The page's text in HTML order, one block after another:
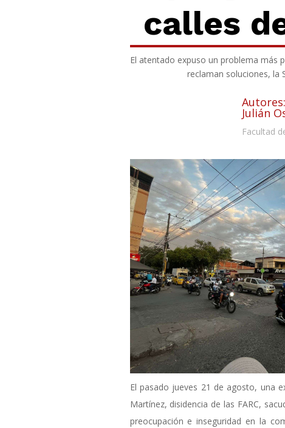
calles
El atentado expuso un problema más
reclaman soluciones, la
Julián
Facultad
El pasado jueves 21 de agosto, una
Martínez, disidencia de las FARC,
preocupación e inseguridad en la